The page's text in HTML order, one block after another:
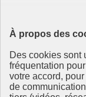
À propos des
Des cookies sont
fréquentation
votre accord,
de
Ressources
Ressources
La Méth’ODD